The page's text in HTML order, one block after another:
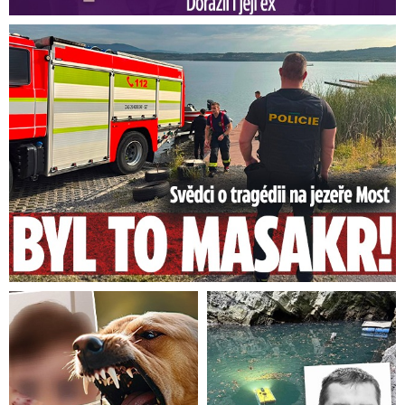
Zákaz pesticidu se přitom intenzivně řešil celý
letošní rok.Evropská komise totiž musela
rozhodnout, zda prodlouží licenci k jeho
používání.Zároveň se objevila studie, která
upozorňuje na možné dopady pesticidu na
lidské zdraví.
Mezinárodní úřad pro výzkum rakoviny totiž
látku označil za pravděpodobně karcinogenní.
To sice vyvrátila Evropská agentura pro
bezpečnost potravin, ta ale odmítla zveřejnit
studie, ze kterých vycházela. Pochybnosti o
bezpečnosti glyfosátu tak zůstaly.
Svědci o tragédii na jezeře Most: Byl to masakr!